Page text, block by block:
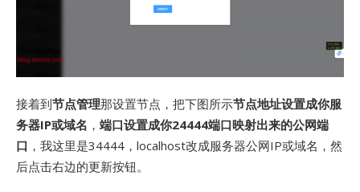
接着到节点管理那设置节点，把下图所示节点地址设置成你服
务器IP或域名 ， 端口设置成你24444端口映射出来的公网端
口 ，我这里是34444，localhost改成服务器公网IP或域名，然
后点击右边的更新按钮。